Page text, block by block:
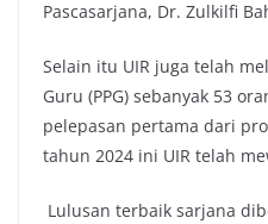
Pascasarjana, Dr. Zulkilfi
Selain itu UIR juga telah
Guru (PPG) sebanyak 53
pelepasan pertama dari
tahun 2024 ini UIR telah
Lulusan terbaik sarjana